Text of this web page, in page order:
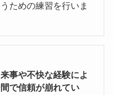
ための練習を行いま
来事や不快な経験によ
で信頼が崩れてい